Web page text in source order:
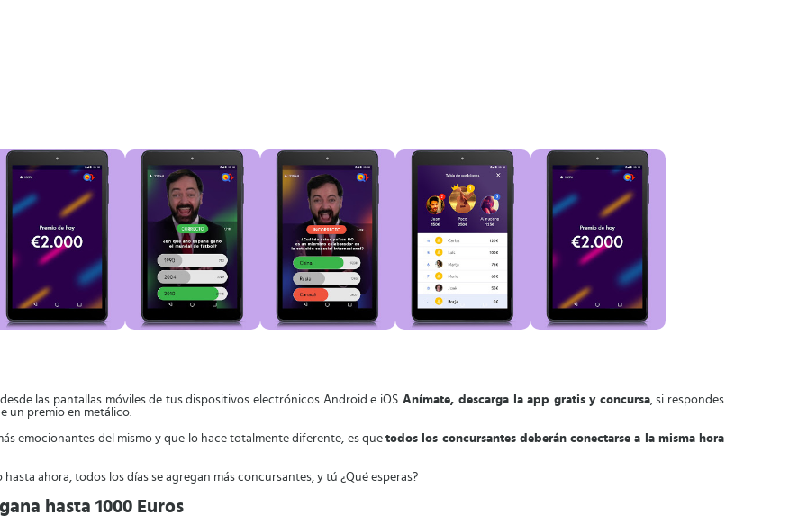
desde las pantallas móviles de tus dispositivos electrónicos Android e iOS.Anímate, descarga la app gratis y concursa, si respondes
un premio en metálico.
emocionantes del mismo y que lo hace totalmente diferente, es que todos los concursantes deberán conectarse a la misma hora
ahora, todos los días se agregan más concursantes, y tú ¿Qué esperas?
hasta 1000 Euros